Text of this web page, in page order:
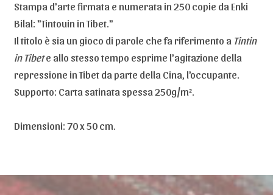
Stampa d'arte firmata e numerata in 250 copie da Enki
Bilal: "Tintouin in Tibet."
Il titolo è sia un gioco di parole che fa riferimento a Tintin
in Tibete allo stesso tempo esprime l'agitazione della
repressione in Tibet da parte della Cina, l'occupante.
Supporto: Carta satinata spessa 250g/m².
Dimensioni: 70 x 50 cm.